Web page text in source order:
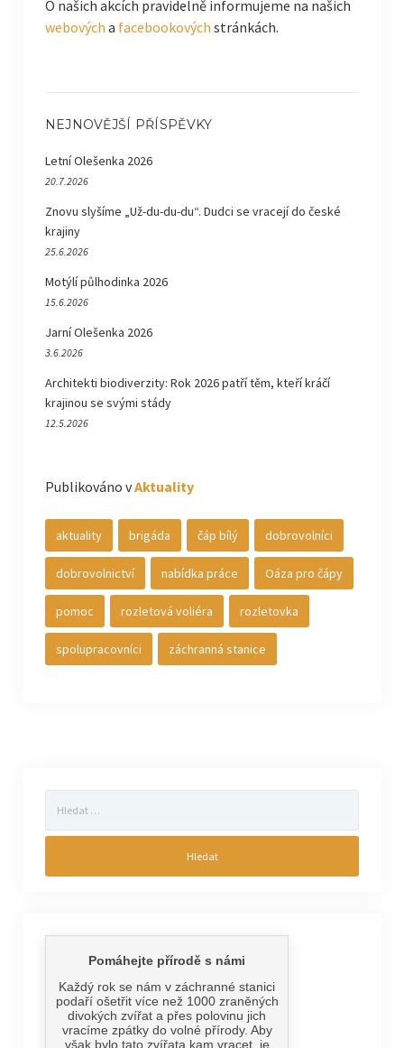
O našich akcích pravidelně informujeme na našich
webových a facebookových stránkách.
NEJNOVĚJŠÍ PŘÍSPĚVKY
Letní Olešenka 2026
20.7.2026
Znovu slyšíme „Už-du-du-du“. Dudci se vracejí do české
krajiny
25.6.2026
Motýlí půlhodinka 2026
15.6.2026
Jarní Olešenka 2026
3.6.2026
Architekti biodiverzity: Rok 2026 patří těm, kteří kráčí
krajinou se svými stády
12.5.2026
Publikováno vAktuality
aktuality brigáda čáp bílý dobrovolníci
dobrovolnictví nabídka práce Oáza pro čápy
pomoc rozletová voliéra rozletovka
spolupracovníci záchranná stanice